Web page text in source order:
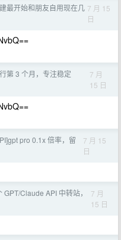
最开始和朋友自用现在几 7 月 15
日
第 3 个月，专注稳定
7 月
15 日
pro 0.1x 倍率，留
7 月 15
日
GPT/Claude API 中转站，
7 月
15 日